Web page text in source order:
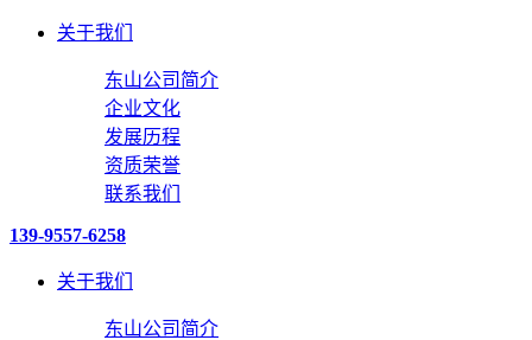
关于我们
东山公司简介
企业文化
发展历程
资质荣誉
联系我们
139-9557-6258
关于我们
东山公司简介